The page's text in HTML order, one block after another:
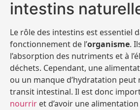
intestins
Le rôle des intestins est essentiel
fonctionnement de l’organisme.
l’absorption des nutriments et à
déchets. Cependant, une
ou un manque d’hydratation
transit intestinal. Il est donc
nourrir et d’avoir une